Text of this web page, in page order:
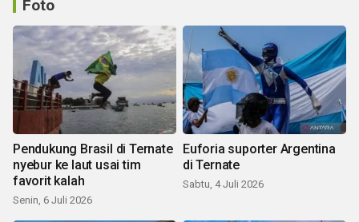
Foto
Pendukung Brasil di Ternate
nyebur ke laut usai tim
favorit kalah
Senin, 6 Juli 2026
Euforia suporter Argentina
di Ternate
Sabtu, 4 Juli 2026